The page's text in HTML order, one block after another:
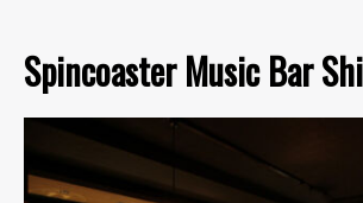
Spincoaster Music Bar